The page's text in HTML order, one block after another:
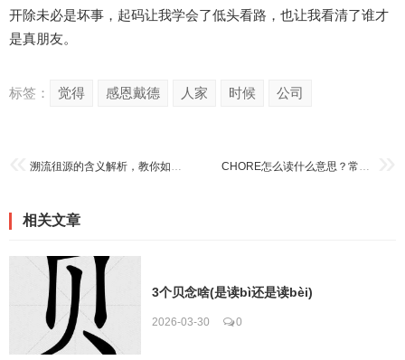
开除未必是坏事，起码让我学会了低头看路，也让我看清了谁才
是真朋友。
标签： 觉得 感恩戴德 人家 时候 公司
溯流徂源的含义解析，教你如何在写作中正确使用它！ CHORE怎么读什么意思？常用例句带你深入了解用法！
相关文章
3个贝念啥(是读bì还是读bèi)
2026-03-30 0